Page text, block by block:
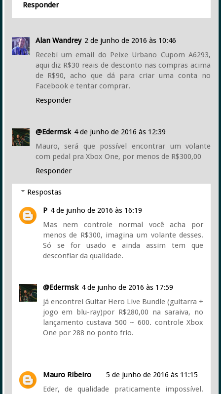
Responder
Alan Wandrey 2 de junho de 2016 às 10:46
Recebi um email do Peixe Urbano Cupom A6293,
aqui diz R$30 reais de desconto nas compras acima
de R$90, acho que dá para criar uma conta no
Facebook e tentar comprar.
Responder
@Edermsk 4 de junho de 2016 às 12:39
Mauro, será que possível encontrar um volante
com pedal pra Xbox One, por menos de R$300,00
Responder
Respostas
P 4 de junho de 2016 às 16:19
Mas nem controle normal você acha por
menos de R$300, imagina um volante desses.
Só se for usado e ainda assim tem que
desconfiar da qualidade.
@Edermsk 4 de junho de 2016 às 17:59
já encontrei Guitar Hero Live Bundle (guitarra +
jogo em blu-ray)por R$280,00 na saraiva, no
lançamento custava 500 ~ 600. controle Xbox
One por 288 no ponto frio.
Mauro Ribeiro
5 de junho de 2016 às 11:15
Eder, de qualidade praticamente impossível.